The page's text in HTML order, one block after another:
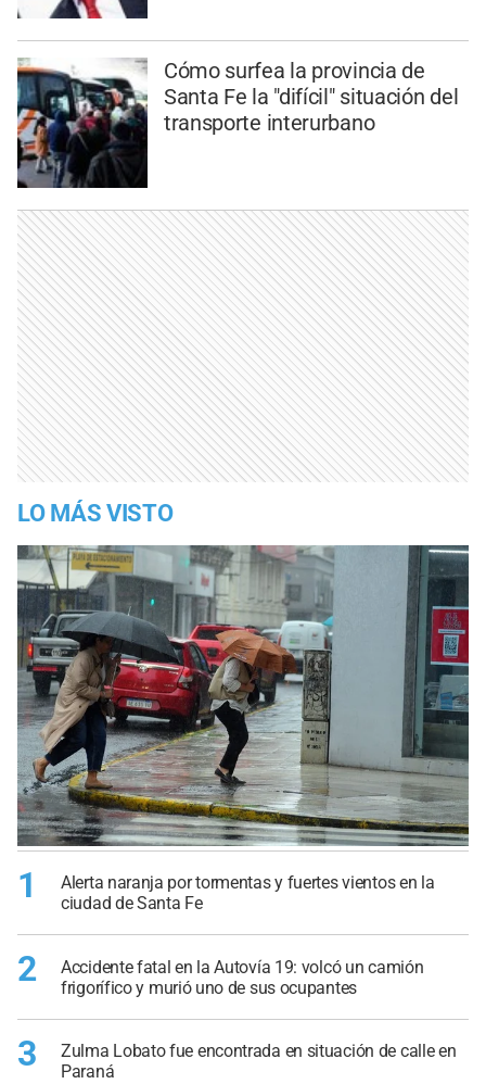
Cómo surfea la provincia de
Santa Fe la "difícil" situación del
transporte interurbano
LO MÁS VISTO
1
Alerta naranja por tormentas y fuertes vientos en la
ciudad de Santa Fe
2
Accidente fatal en la Autovía 19: volcó un camión
frigorífico y murió uno de sus ocupantes
3
Zulma Lobato fue encontrada en situación de calle en
Paraná